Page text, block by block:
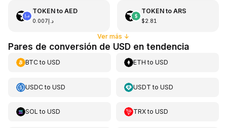
TOKENto AED
د.إ0.007
TOKENto ARS
$2.81
Ver más ↓
Pares de conversión de USD en tendencia
BTCto USD ETH toUSD
USDCto USD USDT toUSD
SOL to USD TRXtoUSD